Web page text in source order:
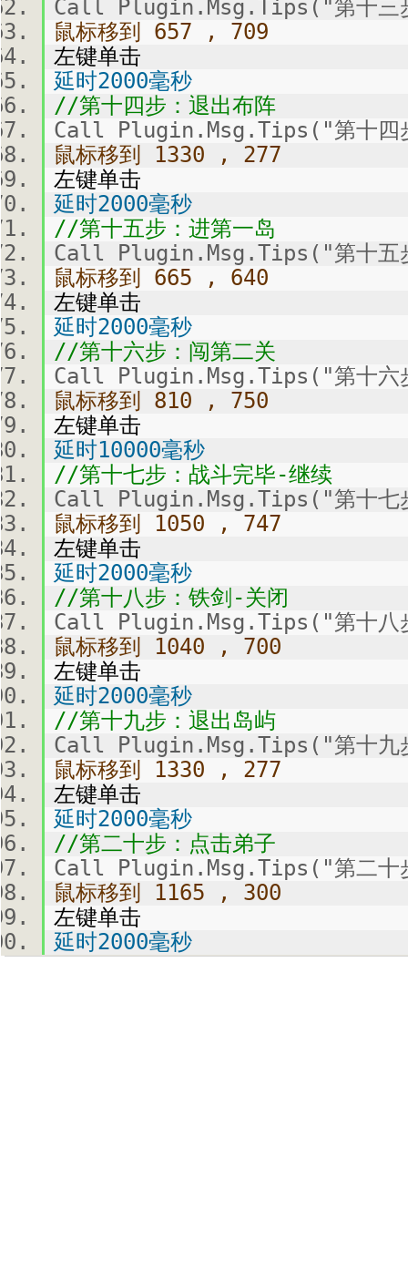
Call Plugin.Msg.Tips("第十三
鼠标移到 657 , 709
左键单击
延时2000毫秒
//第十四步：退出布阵
Call Plugin.Msg.Tips("第十四
鼠标移到 1330 , 277
左键单击
延时2000毫秒
//第十五步：进第一岛
Call Plugin.Msg.Tips("第十五
鼠标移到 665 , 640
左键单击
延时2000毫秒
//第十六步：闯第二关
Call Plugin.Msg.Tips("第十六
鼠标移到 810 , 750
左键单击
延时10000毫秒
//第十七步：战斗完毕-继续
Call Plugin.Msg.Tips("第十七
鼠标移到 1050 , 747
左键单击
延时2000毫秒
//第十八步：铁剑-关闭
Call Plugin.Msg.Tips("第十八
鼠标移到 1040 , 700
左键单击
延时2000毫秒
//第十九步：退出岛屿
Call Plugin.Msg.Tips("第十九
鼠标移到 1330 , 277
左键单击
延时2000毫秒
//第二十步：点击弟子
Call Plugin.Msg.Tips("第二十
鼠标移到 1165 , 300
左键单击
延时2000毫秒